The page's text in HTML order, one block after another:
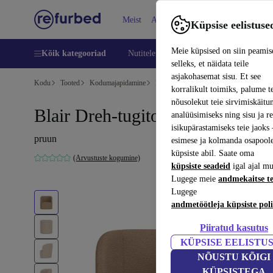
Küpsise
Meie küpsised on siin
selleks, et näidata teile
asjakohasemat sisu. Et see
korralikult toimiks, palume
nõusolekut teie
analüüsimiseks ning sisu ja
isikupärastamiseks teie
esimese ja kolmanda
küpsiste abil. Saate oma
küpsiste seadeid igal ajal
Lugege meie andmekaitse
Lugege
andmetöötleja küpsiste
Piiratud kasutus
KÜPSISE
NÕUSTU KÕIGI
Meist Abi
Kõik kategooriad Nutitelefoni Sülearvutid
Kodu Tooted Kodumajapidamine Mööbel
Blair Dreh-tugitool Time Blush
pruun
(Arvustuste kogumine)